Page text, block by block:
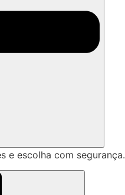
e escolha com segurança.